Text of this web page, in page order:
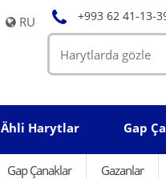
RU +993 62 41-13-
Ähli Harytlar Gap
Gap Çanaklar Gazanlar